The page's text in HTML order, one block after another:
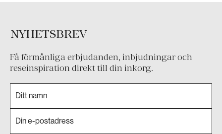
NYHETSBREV
Få förmånliga erbjudanden, inbjudningar och
reseinspiration direkt till din inkorg.